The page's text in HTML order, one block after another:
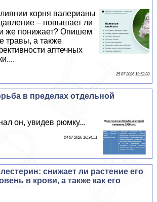
корня валерианы
– повышает ли
же понижает? Опишем
травы, а также
аптечных
25 07 2026 19:52:33
в пределах отдельной
он, увидев рюмку...
24 07 2026 10:34:51
снижает ли растение его
в крови, а также как его